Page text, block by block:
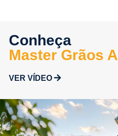
Conheça
Master Grãos A
VER VÍDEO